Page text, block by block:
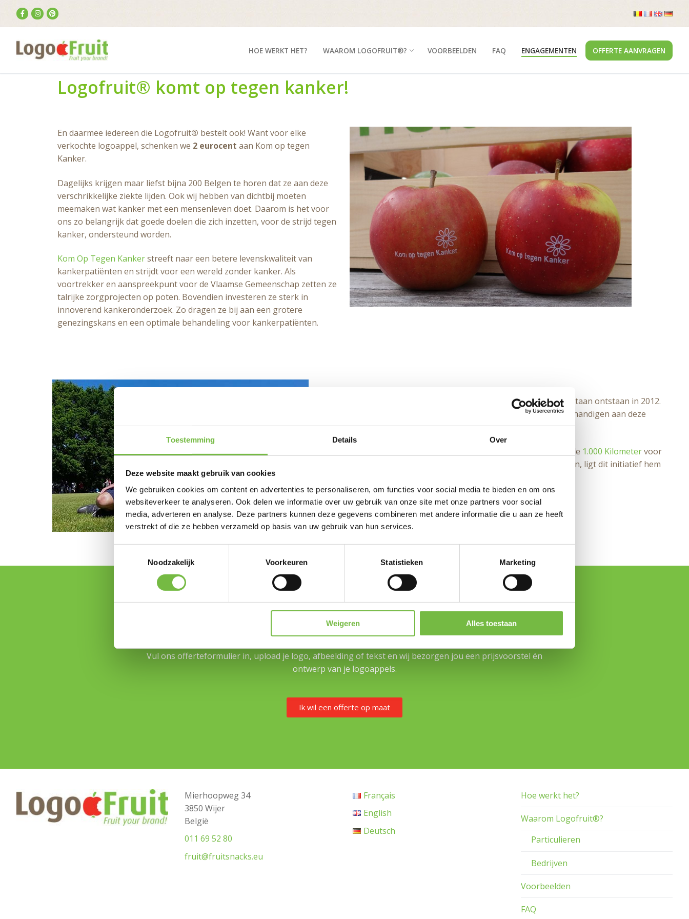
Toestemming Details Over
Deze website maakt gebruik van cookies
We gebruiken cookies om content en advertenties te personaliseren, om functies voor social media te bieden en om ons
websiteverkeer te analyseren. Ook delen we informatie over uw gebruik van onze site met onze partners voor social
media, adverteren en analyse. Deze partners kunnen deze gegevens combineren met andere informatie die u aan ze heeft
verstrekt of die ze hebben verzameld op basis van uw gebruik van hun services.
Noodzakelijk
Voorkeuren Statistieken Marketing
Weigeren Alles toestaan
HOE WERKT HET? WAAROM LOGOFRUIT®? VOORBEELDEN FAQ ENGAGEMENTEN OFFERTE AANVRAGEN
Logofruit® komt op tegen kanker!
En daarmee iedereen die Logofruit® bestelt ook! Want voor elke
verkochte logoappel, schenken we 2 eurocent aan Kom op tegen
Kanker.
Dagelijks krijgen maar liefst bijna 200 Belgen te horen dat ze aan deze
verschrikkelijke ziekte lijden. Ook wij hebben van dichtbij moeten
meemaken wat kanker met een mensenleven doet. Daarom is het voor
ons zo belangrijk dat goede doelen die zich inzetten, voor de strijd tegen
kanker, ondersteund worden.
Kom Op Tegen Kankerstreeft naar een betere levenskwaliteit van
kankerpatiënten en strijdt voor een wereld zonder kanker. Als
voortrekker en aanspreekpunt voor de Vlaamse Gemeenschap zetten ze
talrijke zorgprojecten op poten. Bovendien investeren ze sterk in
innoverend kankeronderzoek. Zo dragen ze bij aan een grotere
genezingskans en een optimale behandeling voor kankerpatiënten.
Het initiatief, om Kom op tegen Kanker te steunen, is spontaan ontstaan in 2012.
(t.w.v. € 3.791) overhandigen aan deze
organisatie. In 2016 liep dit bedrag zelfs op tot€7.000!
Onze zaakvoerder, Karel, fietst zelf ook elk jaar mee voor de 1.000 Kilometervoor
Kom op tegen Kanker. Mede omdat hij zelf kanker overwon, ligt dit initiatief hem
Kom mee op tegen kanker met Logofruit®!
Geef je evenement, beurs of marketinggadget net dat tikkeltje meer met
Logofruit®!
Vul ons offerteformulier in, upload je logo, afbeelding of tekst en wij bezorgen jou een prijsvoorstel én
ontwerp van je logoappels.
Ik wil een offerte op maat
Mierhoopweg 34
3850 Wijer
België
011 69 52 80
fruit@fruitsnacks.eu
Français
English
Deutsch
Hoe werkt het?
Waarom Logofruit®?
Particulieren
Bedrijven
Voorbeelden
FAQ